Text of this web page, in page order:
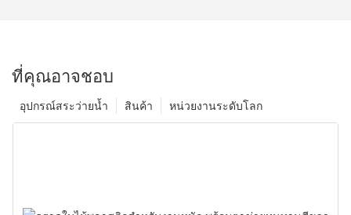
ที่คุณอาจชอบ
หน่วยงานระดับโลก
สินค้า
อุปกรณ์สระว่ายน้ำ